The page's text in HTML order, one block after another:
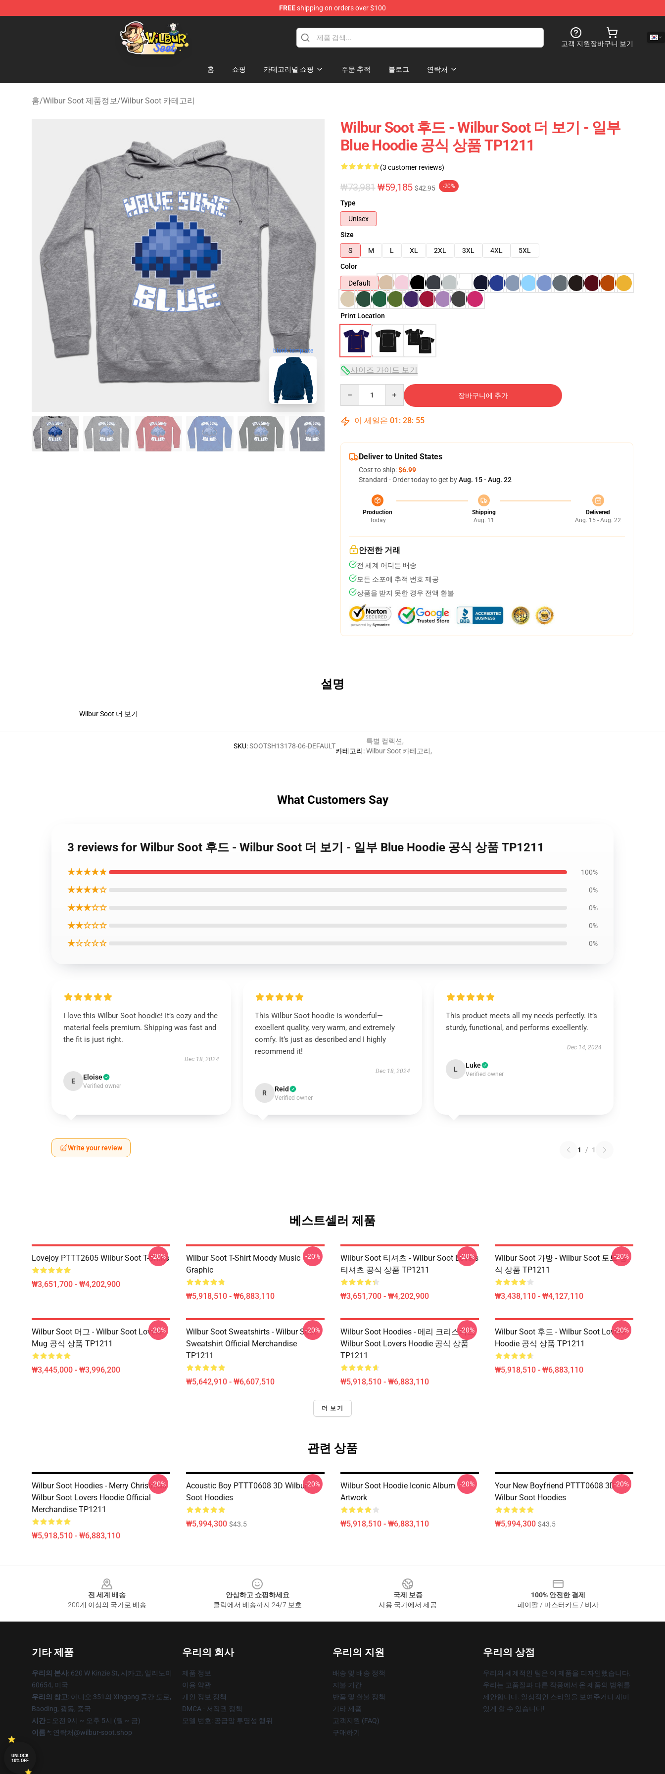
FREEshipping on orders over $100
Wilbur Soot Shop - Official Wilbur Soot Merchandise Store
고객 지원장바구니 보기
홈 쇼핑 카테고리별 쇼핑 주문 추적 블로그 연락처
홈/Wilbur Soot 제품정보/Wilbur Soot 카테고리
blank template
Wilbur Soot 후드 - Wilbur Soot 더 보기 - 일부
Blue Hoodie 공식 상품 TP1211
(3 customer reviews)
₩73,981 ₩59,185 $42.95 -20%
Type
Unisex
Size
S
M L XL 2XL 3XL 4XL
5XL
Color
Default
Print Location
사이즈 가이드 보기
장바구니에 추가
이 세일은 01 : 28: 54
Deliver to United States
Cost to ship:$6.99
Standard - Order today to get byAug. 15 - Aug. 22
Production
Today
Shipping
Aug. 11
Delivered
Aug. 15 - Aug. 22
안전한 거래
전 세계 어디든 배송
모든 소포에 추적 번호 제공
상품을 받지 못한 경우 전액 환불
설명
Wilbur Soot 더 보기
SKU:SOOTSH13178-06-DEFAULT
카테고리:
특별 컬렉션,
Wilbur Soot 카테고리,
What Customers Say
3 reviews for Wilbur Soot 후드 - Wilbur Soot 더 보기 - 일부 Blue Hoodie 공식 상품 TP1211
★★★★★ 100%
★★★★☆ 0%
★★★☆☆ 0%
★★☆☆☆ 0%
★☆☆☆☆ 0%
I love this Wilbur Soot hoodie! It’s cozy and the
material feels premium. Shipping was fast and
the fit is just right.
Dec 18, 2024
E Eloise
Verified owner
This Wilbur Soot hoodie is wonderful—
excellent quality, very warm, and extremely
comfy. It’s just as described and I highly
recommend it!
Dec 18, 2024
R Reid
Verified owner
This product meets all my needs perfectly. It’s
sturdy, functional, and performs excellently.
Dec 14, 2024
L Luke
Verified owner
Write your review 1 / 1
베스트셀러 제품
Lovejoy PTTT2605 Wilbur Soot T-Shirts
₩3,651,700 - ₩4,202,900
-20%
Wilbur Soot T-Shirt Moody Music
Graphic
₩5,918,510 - ₩6,883,110
-20%
Wilbur Soot 티셔츠 - Wilbur Soot Lovers
티셔츠 공식 상품 TP1211
₩3,651,700 - ₩4,202,900
-20%
Wilbur Soot 가방 - Wilbur Soot 토트 공
식 상품 TP1211
₩3,438,110 - ₩4,127,110
-20%
Wilbur Soot 머그 - Wilbur Soot Lovers
Mug 공식 상품 TP1211
₩3,445,000 - ₩3,996,200
-20%
Wilbur Soot Sweatshirts - Wilbur Soot
Sweatshirt Official Merchandise
TP1211
₩5,642,910 - ₩6,607,510
-20%
Wilbur Soot Hoodies - 메리 크리스마스
Wilbur Soot Lovers Hoodie 공식 상품
TP1211
₩5,918,510 - ₩6,883,110
-20%
Wilbur Soot 후드 - Wilbur Soot Lovers
Hoodie 공식 상품 TP1211
₩5,918,510 - ₩6,883,110
-20%
더 보기
관련 상품
Wilbur Soot Hoodies - Merry Christmas
Wilbur Soot Lovers Hoodie Official
Merchandise TP1211
₩5,918,510 - ₩6,883,110
-20%
Acoustic Boy PTTT0608 3D Wilbur
Soot Hoodies
₩5,994,300 $43.5
-20%
Wilbur Soot Hoodie Iconic Album
Artwork
₩5,918,510 - ₩6,883,110
-20%
Your New Boyfriend PTTT0608 3D
Wilbur Soot Hoodies
₩5,994,300 $43.5
-20%
전 세계 배송
200개 이상의 국가로 배송
안심하고 쇼핑하세요
클릭에서 배송까지 24/7 보호
국제 보증
사용 국가에서 제공
100% 안전한 결제
페이팔 / 마스터카드 / 비자
기타 제품
우리의 본사: 620 W Kinzie St, 시카고, 일리노이
60654, 미국
우리의 창고: 아니오 351의 Xingang 중간 도로,
Baoding, 광동, 중국
시간 :: 오전 9시 ~ 오후 5시 (월 ~ 금)
이름 *: 연락처@wilbur-soot.shop
우리의 회사
제품 정보
이용 약관
개인 정보 정책
DMCA - 저작권 정책
모델 번호: 공급망 투명성 행위
우리의 지원
배송 및 배송 정책
지불 기간
반품 및 환불 정책
기타 제품
고객지원 (FAQ)
구매하기
우리의 상점
우리의 세계적인 팀은 이 제품을 디자인했습니다.
우리는 고품질과 다른 작풍에서 온 제품의 범위를
제안합니다. 일상적인 스타일을 보여주거나 재미
있게 할 수 있습니다!
UNLOCK
10% OFF